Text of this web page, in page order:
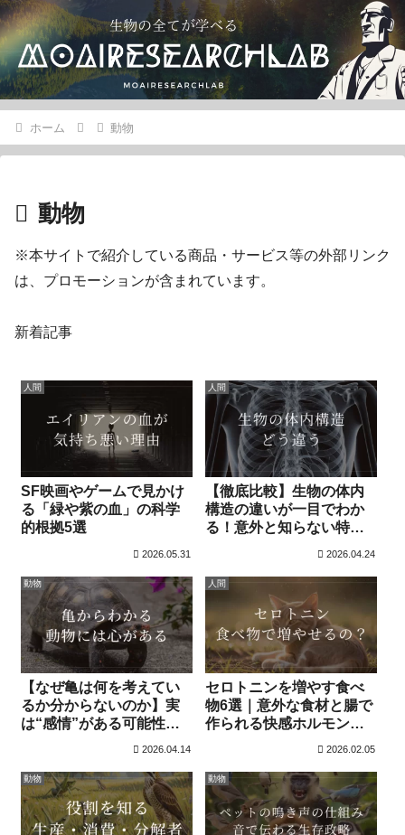
ホーム 動物
動物
※本サイトで紹介している商品・サービス等の外部リンク
は、プロモーションが含まれています。
新着記事
人間
SF映画やゲームで見かけ
る「緑や紫の血」の科学
的根拠5選
2026.05.31
人間
【徹底比較】生物の体内
構造の違いが一目でわか
る！意外と知らない特徴7
2026.04.24
動物
【なぜ亀は何を考えてい
るか分からないのか】実
は“感情”がある可能性｜
2026.04.14
人間
セロトニンを増やす食べ
物6選｜意外な食材と腸で
作られる快感ホルモンの
2026.02.05
動物 動物